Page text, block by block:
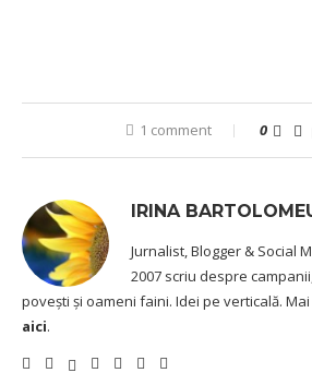
1 comment 0
IRINA
Jurnalist, Blogger & Social
2007 scriu despre
povești și oameni faini. Idei pe verticală.
aici.